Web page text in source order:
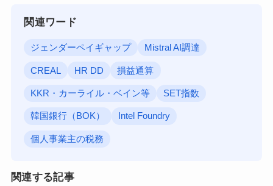
関連ワード
ジェンダーペイギャップ Mistral AI調達
CREAL HR DD 損益通算
KKR・カーライル・ベイン等 SET指数
韓国銀行（BOK） Intel Foundry
個人事業主の税務
関連する記事